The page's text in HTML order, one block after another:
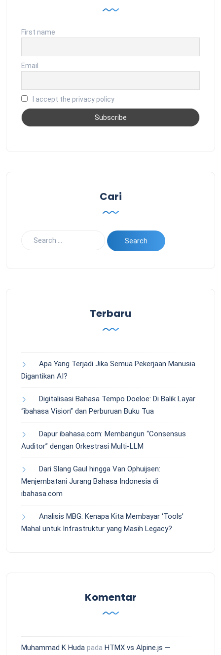
First name
Email
I accept the privacy policy
Cari
Terbaru
Apa Yang Terjadi Jika Semua Pekerjaan Manusia
Digantikan AI?
Digitalisasi Bahasa Tempo Doeloe: Di Balik Layar
“ibahasa Vision” dan Perburuan Buku Tua
Dapur ibahasa.com: Membangun “Consensus
Auditor” dengan Orkestrasi Multi-LLM
Dari Slang Gaul hingga Van Ophuijsen:
Menjembatani Jurang Bahasa Indonesia di
ibahasa.com
Analisis MBG: Kenapa Kita Membayar ‘Tools’
Mahal untuk Infrastruktur yang Masih Legacy?
Komentar
Muhammad K Huda pada HTMX vs Alpine.js —